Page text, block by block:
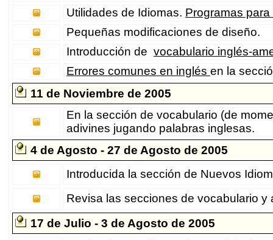
Utilidades de Idiomas. Programas
Pequeñas modificaciones de diseño.
Introducción de vocabulario inglés-
Errores comunes en inglés en la
11 de Noviembre de 2005
En la sección de vocabulario (de
adivines jugando palabras inglesas.
4 de Agosto - 27 de Agosto de 2005
Introducida la sección de Nuevos
Revisa las secciones de vocabulario
17 de Julio - 3 de Agosto de 2005